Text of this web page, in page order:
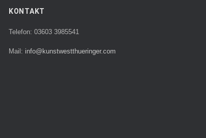
KONTAKT
Telefon: 03603 3985541
Mail: info@kunstwestthueringer.com